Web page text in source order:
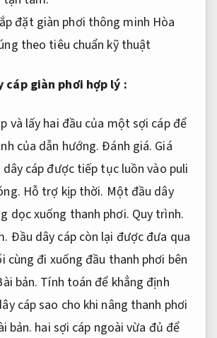
cáp giàn phơi hợp lý :
và lấy hai đầu của một sợi cáp để
của dẫn hướng.Đánh giá. Giá
dây cáp được tiếp tục luồn vào puli
Hỗ trợ kịp thời. Một đầu dây
dọc xuống thanh phơi. Quy trình.
Đầu dây cáp còn lại được đưa qua
cùng đi xuống đầu thanh phơi bên
bản. Tính toán để khẳng định
cáp sao cho khi nâng thanh phơi
bản. hai sợi cáp ngoài vừa đủ để